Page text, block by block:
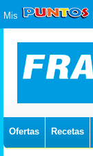
Mis
Ofertas Recetas